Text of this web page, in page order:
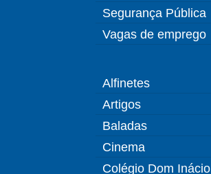
Segurança Pública
Vagas de emprego
Alfinetes
Artigos
Baladas
Cinema
Colégio Dom Inácio